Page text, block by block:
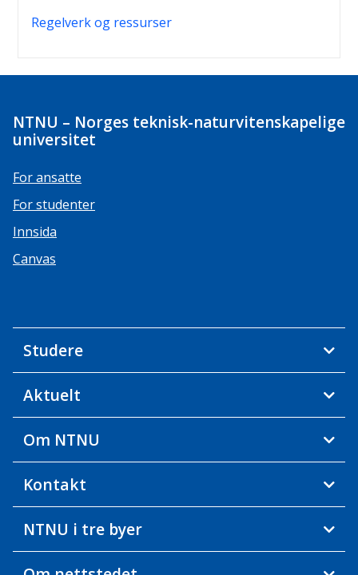
Regelverk og ressurser
NTNU – Norges teknisk-naturvitenskapelige
universitet
For ansatte
For studenter
Innsida
Canvas
Studere
Aktuelt
Om NTNU
Kontakt
NTNU i tre byer